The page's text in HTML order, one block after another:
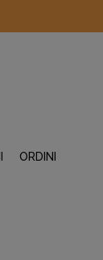
ORDINI